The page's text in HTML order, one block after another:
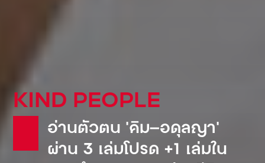
KIND PEOPLE
อ่านตัวตน ‘คิม—อดุลญา’
ผ่าน 3 เล่มโปรด +1 เล่มใน